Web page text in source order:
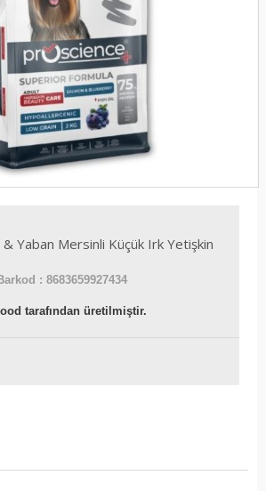
Yaban Mersinli Küçük Irk Yetişkin
Barkod : 8683659927434
tarafından üretilmiştir.